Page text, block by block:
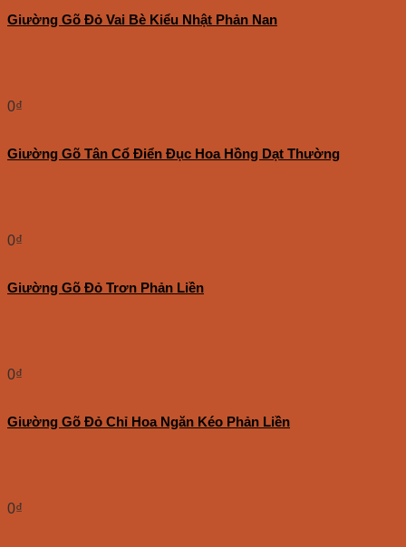
Giường Gõ Đỏ Vai Bè Kiểu Nhật Phản Nan
0₫
Giường Gõ Tân Cổ Điển Đục Hoa Hồng Dạt Thường
0₫
Giường Gõ Đỏ Trơn Phản Liền
0₫
Giường Gõ Đỏ Chỉ Hoa Ngăn Kéo Phản Liền
0₫